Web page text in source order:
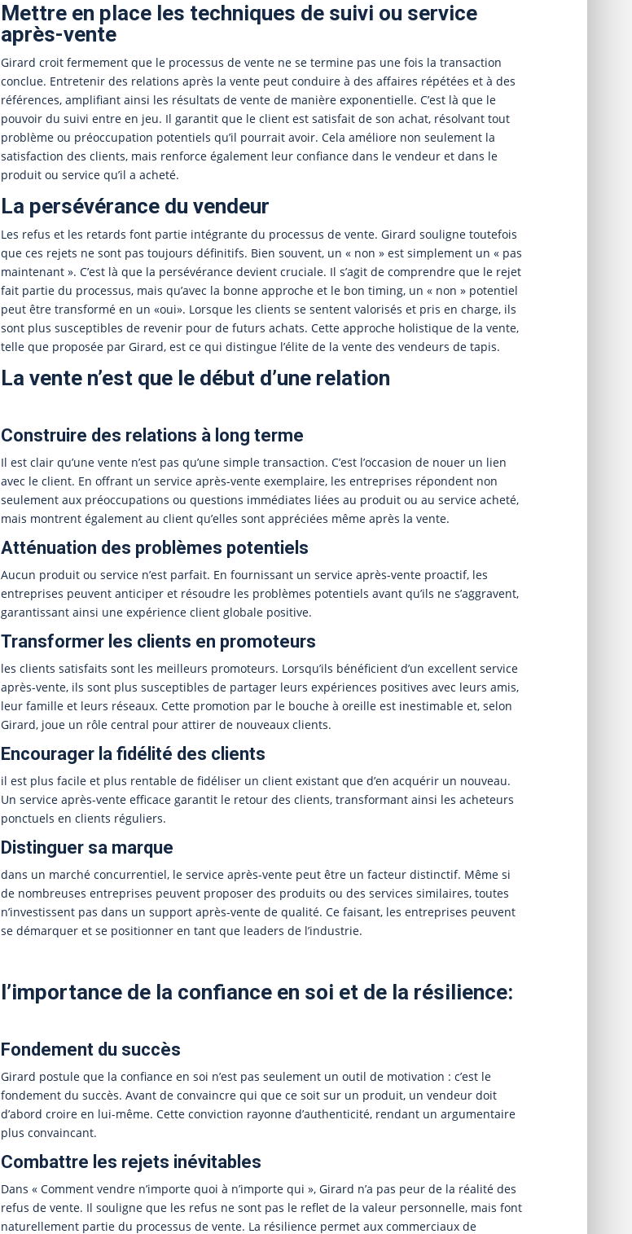
Mettre en place les techniques de suivi ou service
après-vente
Girard croit fermement que le processus de vente ne se termine pas une fois la transaction
conclue. Entretenir des relations après la vente peut conduire à des affaires répétées et à des
références, amplifiant ainsi les résultats de vente de manière exponentielle. C’est là que le
pouvoir du suivi entre en jeu. Il garantit que le client est satisfait de son achat, résolvant tout
problème ou préoccupation potentiels qu’il pourrait avoir. Cela améliore non seulement la
satisfaction des clients, mais renforce également leur confiance dans le vendeur et dans le
produit ou service qu’il a acheté.
La persévérance du vendeur
Les refus et les retards font partie intégrante du processus de vente. Girard souligne toutefois
que ces rejets ne sont pas toujours définitifs. Bien souvent, un « non » est simplement un « pas
maintenant ». C’est là que la persévérance devient cruciale. Il s’agit de comprendre que le rejet
fait partie du processus, mais qu’avec la bonne approche et le bon timing, un « non » potentiel
peut être transformé en un «oui». Lorsque les clients se sentent valorisés et pris en charge, ils
sont plus susceptibles de revenir pour de futurs achats. Cette approche holistique de la vente,
telle que proposée par Girard, est ce qui distingue l’élite de la vente des vendeurs de tapis.
La vente n’est que le début d’une relation
Construire des relations à long terme
Il est clair qu’une vente n’est pas qu’une simple transaction. C’est l’occasion de nouer un lien
avec le client. En offrant un service après-vente exemplaire, les entreprises répondent non
seulement aux préoccupations ou questions immédiates liées au produit ou au service acheté,
mais montrent également au client qu’elles sont appréciées même après la vente.
Atténuation des problèmes potentiels
Aucun produit ou service n’est parfait. En fournissant un service après-vente proactif, les
entreprises peuvent anticiper et résoudre les problèmes potentiels avant qu’ils ne s’aggravent,
garantissant ainsi une expérience client globale positive.
Transformer les clients en promoteurs
les clients satisfaits sont les meilleurs promoteurs. Lorsqu’ils bénéficient d’un excellent service
après-vente, ils sont plus susceptibles de partager leurs expériences positives avec leurs amis,
leur famille et leurs réseaux. Cette promotion par le bouche à oreille est inestimable et, selon
Girard, joue un rôle central pour attirer de nouveaux clients.
Encourager la fidélité des clients
il est plus facile et plus rentable de fidéliser un client existant que d’en acquérir un nouveau.
Un service après-vente efficace garantit le retour des clients, transformant ainsi les acheteurs
ponctuels en clients réguliers.
Distinguer sa marque
dans un marché concurrentiel, le service après-vente peut être un facteur distinctif. Même si
de nombreuses entreprises peuvent proposer des produits ou des services similaires, toutes
n’investissent pas dans un support après-vente de qualité. Ce faisant, les entreprises peuvent
se démarquer et se positionner en tant que leaders de l’industrie.
l’importance de la confiance en soi et de la résilience:
Fondement du succès
Girard postule que la confiance en soi n’est pas seulement un outil de motivation : c’est le
fondement du succès. Avant de convaincre qui que ce soit sur un produit, un vendeur doit
d’abord croire en lui-même. Cette conviction rayonne d’authenticité, rendant un argumentaire
plus convaincant.
Combattre les rejets inévitables
Dans « Comment vendre n’importe quoi à n’importe qui », Girard n’a pas peur de la réalité des
refus de vente. Il souligne que les refus ne sont pas le reflet de la valeur personnelle, mais font
naturellement partie du processus de vente. La résilience permet aux commerciaux de